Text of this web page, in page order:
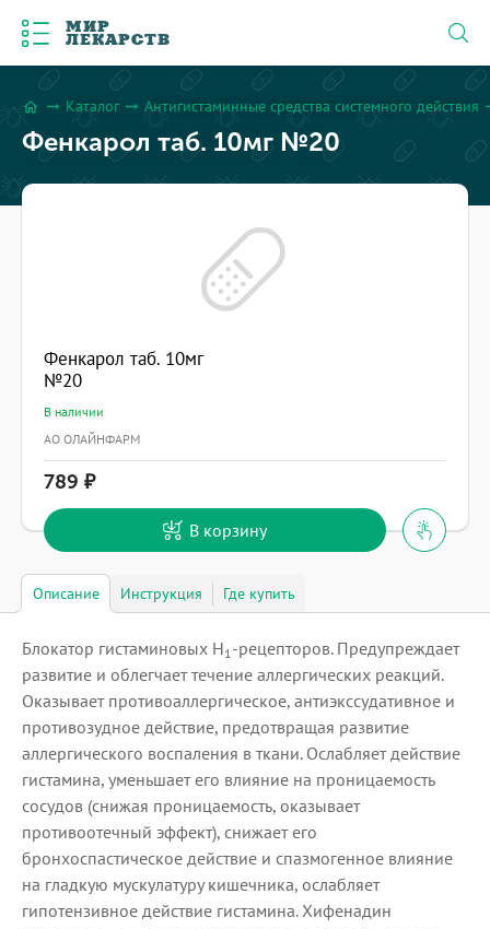
МИР
ЛЕКАРСТВ
home arrow_right_alt Каталог arrow_right_alt Антигистаминные средства системного действия
Фенкарол таб. 10мг №20
Фенкарол таб. 10мг
№20
В наличии
АО ОЛАЙНФАРМ
789
В корзину
Описание Инструкция Где купить
Блокатор гистаминовых H1 -рецепторов. Предупреждает
развитие и облегчает течение аллергических реакций.
Оказывает противоаллергическое, антиэкссудативное и
противозудное действие, предотвращая развитие
аллергического воспаления в ткани. Ослабляет действие
гистамина, уменьшает его влияние на проницаемость
сосудов (снижая проницаемость, оказывает
противоотечный эффект), снижает его
бронхоспастическое действие и спазмогенное влияние
на гладкую мускулатуру кишечника, ослабляет
гипотензивное действие гистамина. Хифенадин